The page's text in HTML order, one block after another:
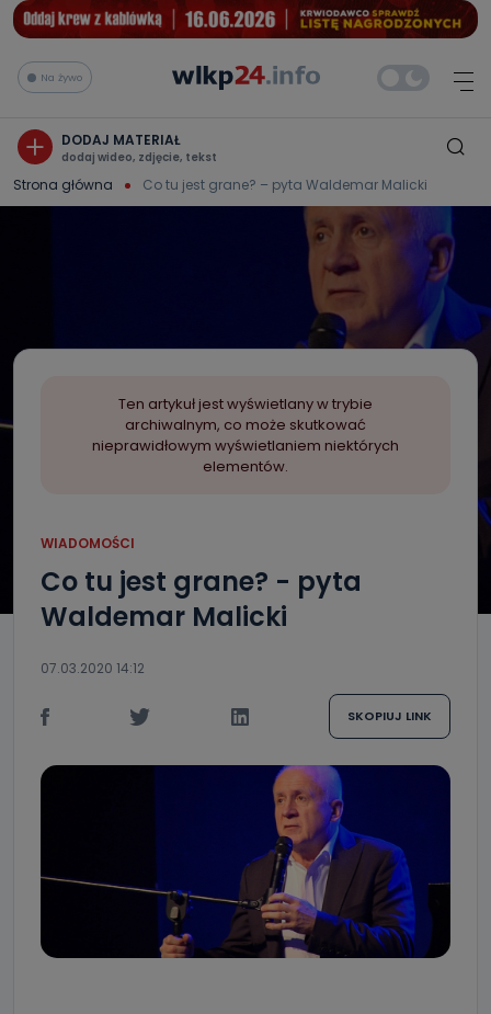
Na żywo
DODAJ MATERIAŁ
dodaj wideo, zdjęcie, tekst
Strona główna Co tu jest grane? – pyta Waldemar Malicki
Ten artykuł jest wyświetlany w trybie
archiwalnym, co może skutkować
nieprawidłowym wyświetlaniem niektórych
elementów.
WIADOMOŚCI
Co tu jest grane? - pyta
Waldemar Malicki
07.03.2020 14:12
SKOPIUJ LINK